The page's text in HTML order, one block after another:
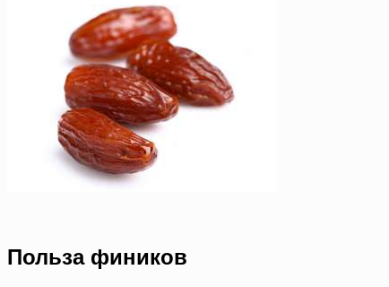
Польза фиников